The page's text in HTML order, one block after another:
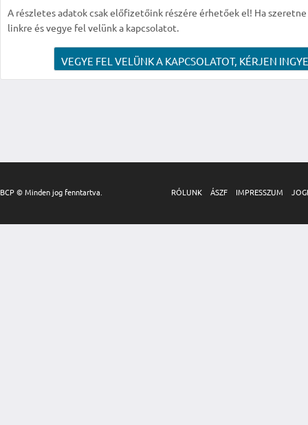
A részletes adatok csak előfizetőink részére érhetőek el! Ha
linkre és vegye fel velünk a kapcsolatot.
VEGYE FEL VELÜNK A KAPCSOLATOT, KÉRJEN
BCP © Minden jog fenntartva. RÓLUNK ÁSZF IMPRESSZUM